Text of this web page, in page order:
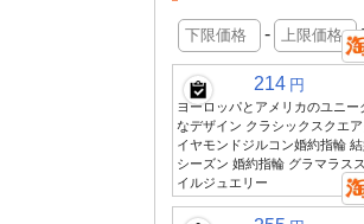
-
214 円
ヨーロッパとアメリカのユニー
なデザイン クラシックスクエ
イヤモンドジルコン婚約指輪
シーズン 婚約指輪 グラマラス
イルジュエリー